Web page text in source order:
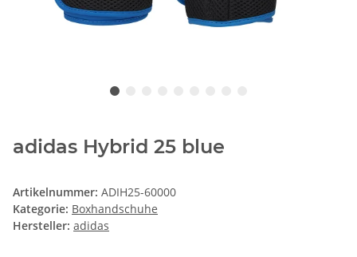
adidas Hybrid 25 blue
Artikelnummer: ADIH25-60000
Kategorie: Boxhandschuhe
Hersteller: adidas